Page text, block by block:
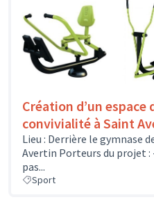
Création d’un
convivialité à Saint
Lieu : Derrière le gymnase
Avertin Porteurs du projet
pas...
Sport